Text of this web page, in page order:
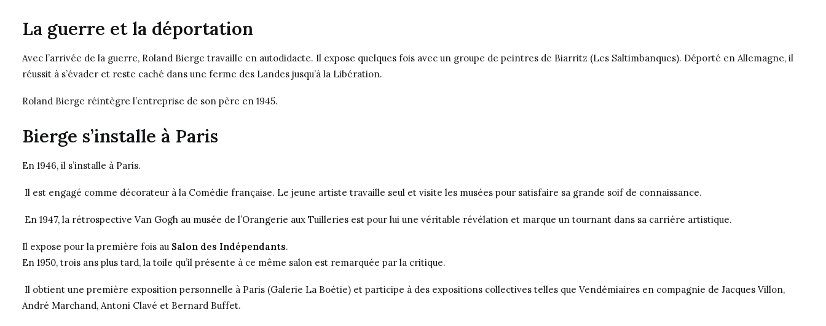
La guerre et la déportation
Avec l’arrivée de la guerre, Roland Bierge travaille en autodidacte. Il expose quelques fois avec un groupe de peintres de Biarritz (Les Saltimbanques). Déporté en Allemagne, il
réussit à s’évader et reste caché dans une ferme des Landes jusqu’à la Libération.
Roland Bierge réintègre l’entreprise de son père en 1945.
Bierge s’installe à Paris
En 1946, il s’installe à Paris.
Il est engagé comme décorateur à la Comédie française. Le jeune artiste travaille seul et visite les musées pour satisfaire sa grande soif de connaissance.
En 1947, la rétrospective Van Gogh au musée de l’Orangerie aux Tuilleries est pour lui une véritable révélation et marque un tournant dans sa carrière artistique.
Il expose pour la première fois au Salon des Indépendants.
En 1950, trois ans plus tard, la toile qu’il présente à ce même salon est remarquée par la critique.
Il obtient une première exposition personnelle à Paris (Galerie La Boétie) et participe à des expositions collectives telles que Vendémiaires en compagnie de Jacques Villon,
André Marchand, Antoni Clavé et Bernard Buffet.